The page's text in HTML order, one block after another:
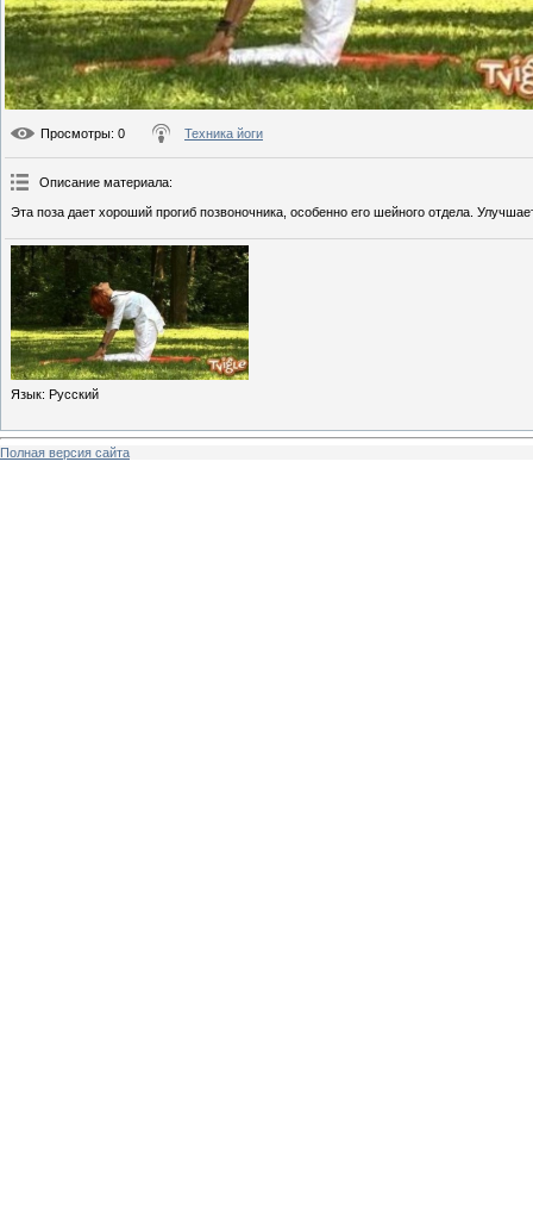
Просмотры: 0 Техника йоги
Описание материала:
Эта поза дает хороший прогиб позвоночника, особенно его шейного отдела.
Язык: Русский
Полная версия сайта